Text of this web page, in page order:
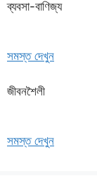
ব্যবসা-বাণিজ্য
সমস্ত দেখুন
জীবনশৈলী
সমস্ত দেখুন